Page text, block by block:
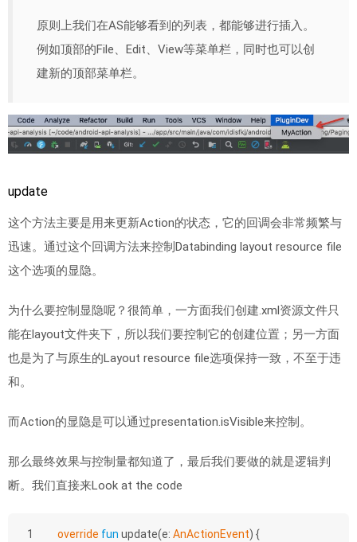
原则上我们在AS能够看到的列表，都能够进行插入。
例如顶部的File、Edit、View等菜单栏，同时也可以创
建新的顶部菜单栏。
update
这个方法主要是用来更新Action的状态，它的回调会非常频繁与
迅速。通过这个回调方法来控制Databinding layout resource file
这个选项的显隐。
为什么要控制显隐呢？很简单，一方面我们创建.xml资源文件只
能在layout文件夹下，所以我们要控制它的创建位置；另一方面
也是为了与原生的Layout resource file选项保持一致，不至于违
和。
而Action的显隐是可以通过presentation.isVisible来控制。
那么最终效果与控制量都知道了，最后我们要做的就是逻辑判
断。我们直接来Look at the code
1
override fun update(e: AnActionEvent) {